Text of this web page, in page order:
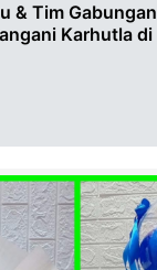
& Tim Gabungan
Karhutla di